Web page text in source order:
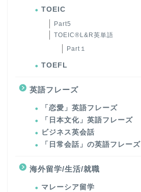
TOEIC
Part5
TOEIC®L&R英単語
Part１
TOEFL
英語フレーズ
「恋愛」英語フレーズ
「日本文化」英語フレーズ
ビジネス英会話
「日常会話」の英語フレーズ
海外留学/生活/就職
マレーシア留学